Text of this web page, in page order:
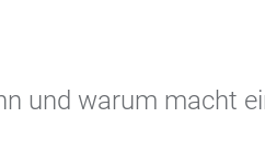
und warum macht